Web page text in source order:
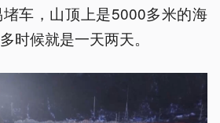
车，山顶上是5000多米的海
时候就是一天两天。